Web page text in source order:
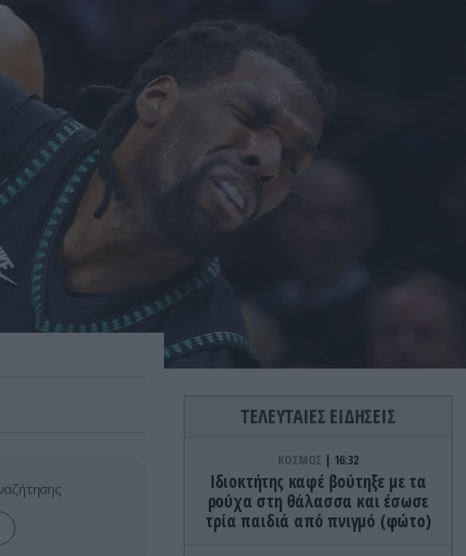
ΤΕΛΕΥΤΑΙΕΣ ΕΙΔΗΣΕΙΣ
ΚΟΣΜΟΣ 16:32
Ιδιοκτήτης καφέ βούτηξε με τα
ρούχα στη θάλασσα και έσωσε
τρία παιδιά από πνιγμό (φώτο)